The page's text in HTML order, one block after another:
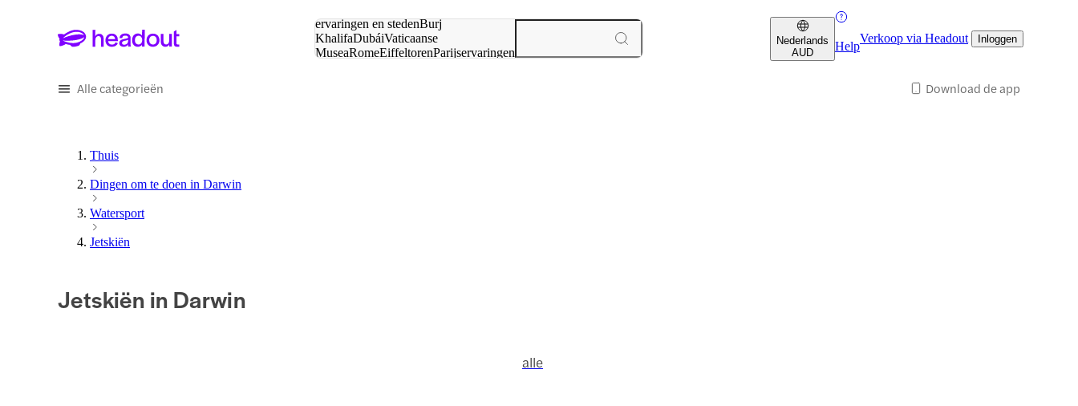
ervaringen en stedenBurj
KhalifaDubáiVaticaanse
MuseaRomeEiffeltorenParijservaringen
Nederlands
AUD
Help
Verkoop via Headout Inloggen
Alle categorieën Download de app
Thuis
Dingen om te doen in Darwin
Watersport
Jetskiën
Jetskiën in Darwin
alle